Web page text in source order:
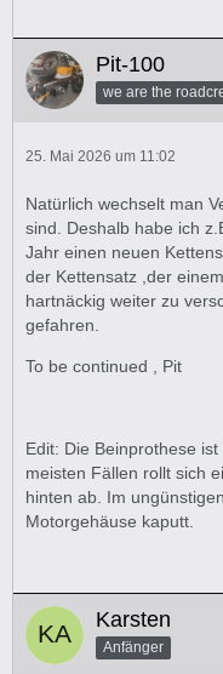
Pit-100
we are the
25. Mai 2026 um 11:02
Natürlich wechselt man
sind. Deshalb habe ich
Jahr einen neuen
der Kettensatz ,der
hartnäckig weiter zu
gefahren.
To be continued , Pit
Edit: Die Beinprothese
meisten Fällen rollt sich
hinten ab. Im
Motorgehäuse kaputt.
Karsten
Anfänger